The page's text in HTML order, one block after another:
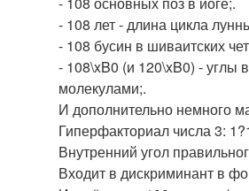
- 108 лет - длина цикла
- 108 бусин в шиваитских
- 108\xB0 (и 120\xB0) - углы
молекулами;.
И дополнительно немного
Гиперфакториал числа 3:
Внутренний угол
Входит в дискриминант в